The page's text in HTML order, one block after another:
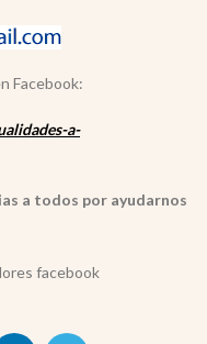
Facebook:
a-
a todos por ayudarnos